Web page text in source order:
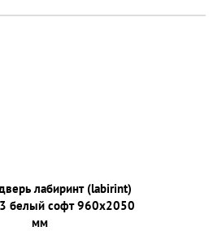
лабиринт (labirint)
белый софт 960х2050
мм